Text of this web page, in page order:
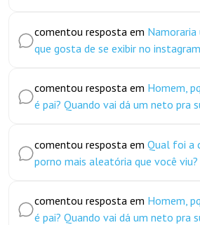
comentou resposta em
que gosta de se exibir no
comentou resposta em Homem,
é pai? Quando vai dá um neto pra
comentou resposta em Qual foi a
porno mais aleatória que você viu?
comentou resposta em Homem,
é pai? Quando vai dá um neto pra